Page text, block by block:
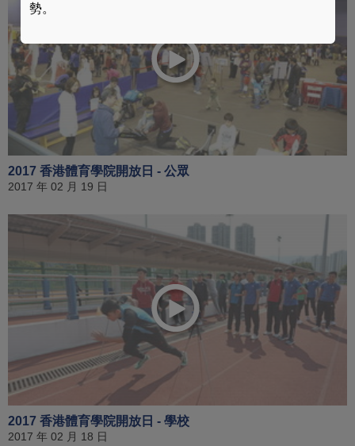
2017 香港體育學院開放日 - 公眾
2017 年 02 月 19 日
2017 香港體育學院開放日 - 學校
2017 年 02 月 18 日
勢。